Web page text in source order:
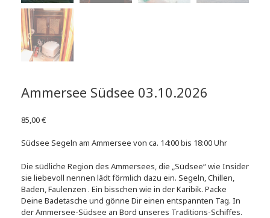
Ammersee Südsee 03.10.2026
85,00€
Südsee Segeln am Ammersee von ca. 14:00 bis 18:00 Uhr
Die südliche Region des Ammersees, die „Südsee“ wie Insider
sie liebevoll nennen lädt förmlich dazu ein. Segeln, Chillen,
Baden, Faulenzen . Ein bisschen wie in der Karibik. Packe
Deine Badetasche und gönne Dir einen entspannten Tag. In
der Ammersee-Südsee an Bord unseres Traditions-Schiffes.